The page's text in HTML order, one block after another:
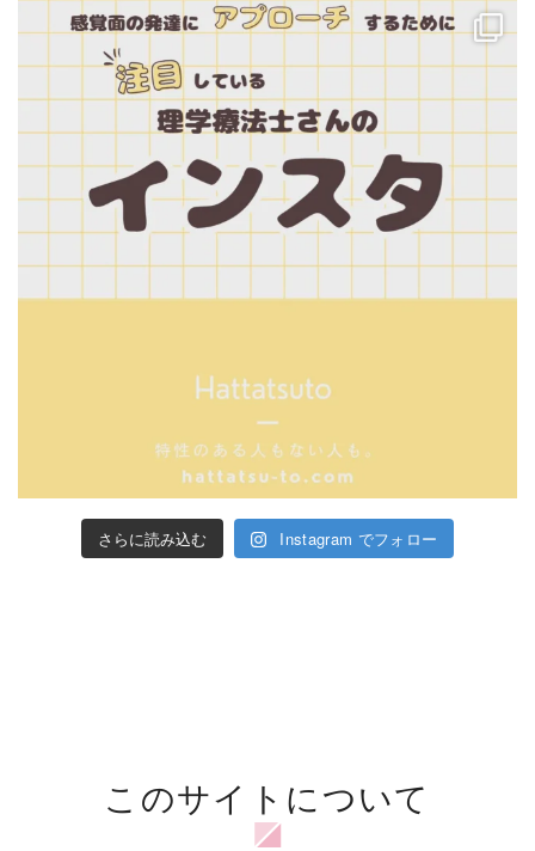
さらに読み込む Instagram でフォロー
このサイトについて